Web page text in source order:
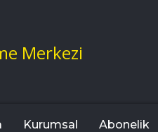
Merkezi
Kurumsal Abonelik